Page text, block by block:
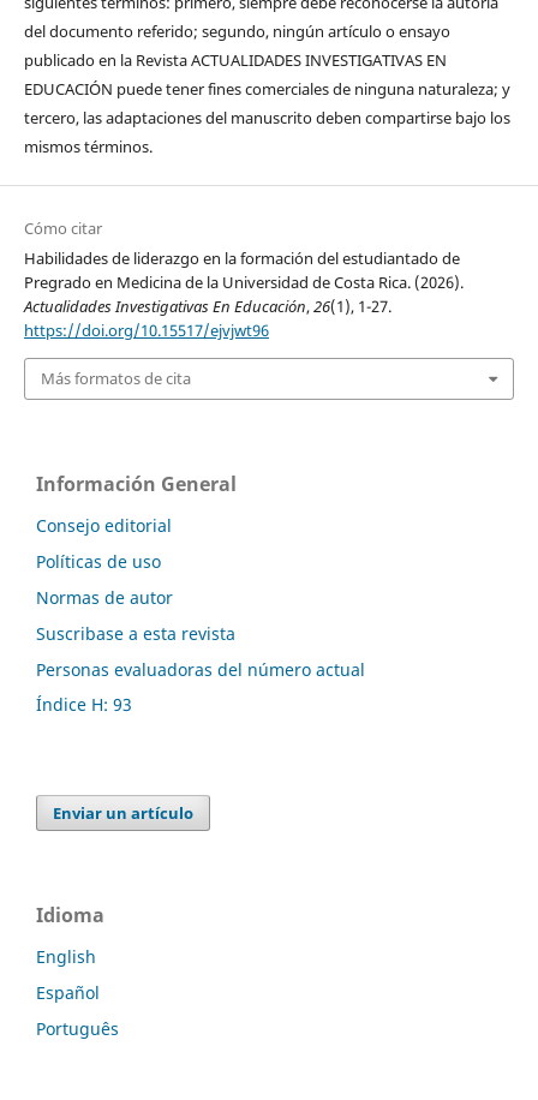
del documento referido; segundo, ningún artículo o ensayo
publicado en la Revista ACTUALIDADES INVESTIGATIVAS EN
EDUCACIÓN puede tener fines comerciales de ninguna naturaleza; y
tercero, las adaptaciones del manuscrito deben compartirse bajo los
mismos términos.
Cómo citar
Habilidades de liderazgo en la formación del estudiantado de
Pregrado en Medicina de la Universidad de Costa Rica. (2026).
Actualidades Investigativas En Educación,26(1), 1-27.
https://doi.org/10.15517/ejvjwt96
Más formatos de cita
Información General
Consejo editorial
Políticas de uso
Normas de autor
Suscribase a esta revista
Personas evaluadoras del número actual
Índice H: 93
Enviar un artículo
Idioma
English
Español
Português